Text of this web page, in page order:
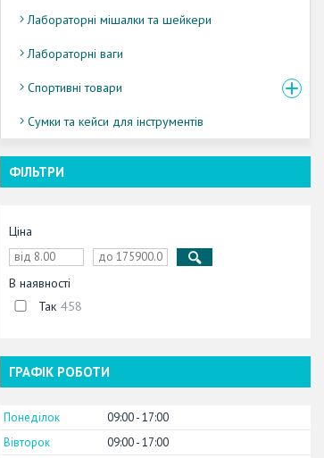
Лабораторні мішалки та шейкери
Лабораторні ваги
Спортивні товари
Сумки та кейси для інструментів
ФІЛЬТРИ
Ціна
В наявності
Так 458
ГРАФІК РОБОТИ
Понеділок 09:00 17:00
Вівторок
09:00 17:00